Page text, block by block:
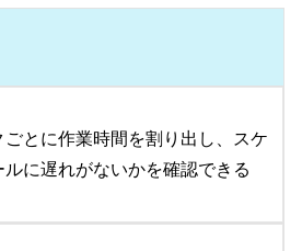
ごとに作業時間を割り出し、スケ
ルに遅れがないかを確認できる